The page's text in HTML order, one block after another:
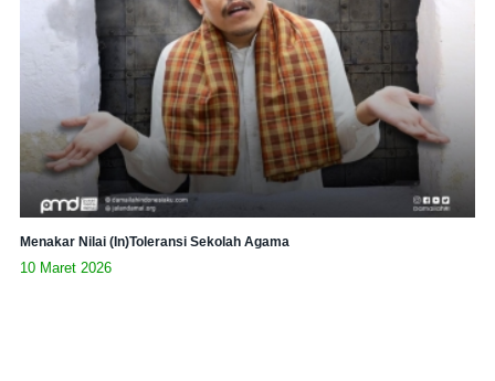
Menakar Nilai (In)Toleransi Sekolah Agama
10 Maret 2026